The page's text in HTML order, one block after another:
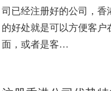
司已经注册好的公司，香
的好处就是可以方便客户
面，或者是客…